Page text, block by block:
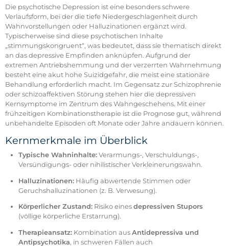
Die psychotische Depression ist eine besonders schwere
Verlaufsform, bei der die tiefe Niedergeschlagenheit durch
Wahnvorstellungen oder Halluzinationen ergänzt wird.
Typischerweise sind diese psychotischen Inhalte
„stimmungskongruent“, was bedeutet, dass sie thematisch direkt
an das depressive Empfinden anknüpfen. Aufgrund der
extremen Antriebshemmung und der verzerrten Wahrnehmung
besteht eine akut hohe Suizidgefahr, die meist eine stationäre
Behandlung erforderlich macht. Im Gegensatz zur Schizophrenie
oder schizoaffektiven Störung stehen hier die depressiven
Kernsymptome im Zentrum des Wahngeschehens. Mit einer
frühzeitigen Kombinationstherapie ist die Prognose gut, während
unbehandelte Episoden oft Monate oder Jahre andauern können.
Kernmerkmale im Überblick
Typische Wahninhalte:Verarmungs-, Verschuldungs-,
Versündigungs- oder nihilistischer Verkleinerungswahn.
Halluzinationen:Häufig abwertende Stimmen oder
Geruchshalluzinationen (z. B. Verwesung).
Körperlicher Zustand:Risiko einesdepressiven Stupors
(völlige körperliche Erstarrung).
Therapieansatz:Kombination ausAntidepressiva und
Antipsychotika, in schweren Fällen auch